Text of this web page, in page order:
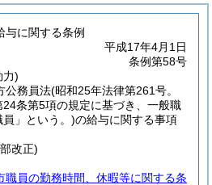
与に関する条例
平成17年4月1日
条例第58号
力)
公務員法(昭和25年法律第261号。
24条第5項の規定に基づき、一般職
」という。)の給与に関する事項
改正)
職員の勤務時間、休暇等に関する条